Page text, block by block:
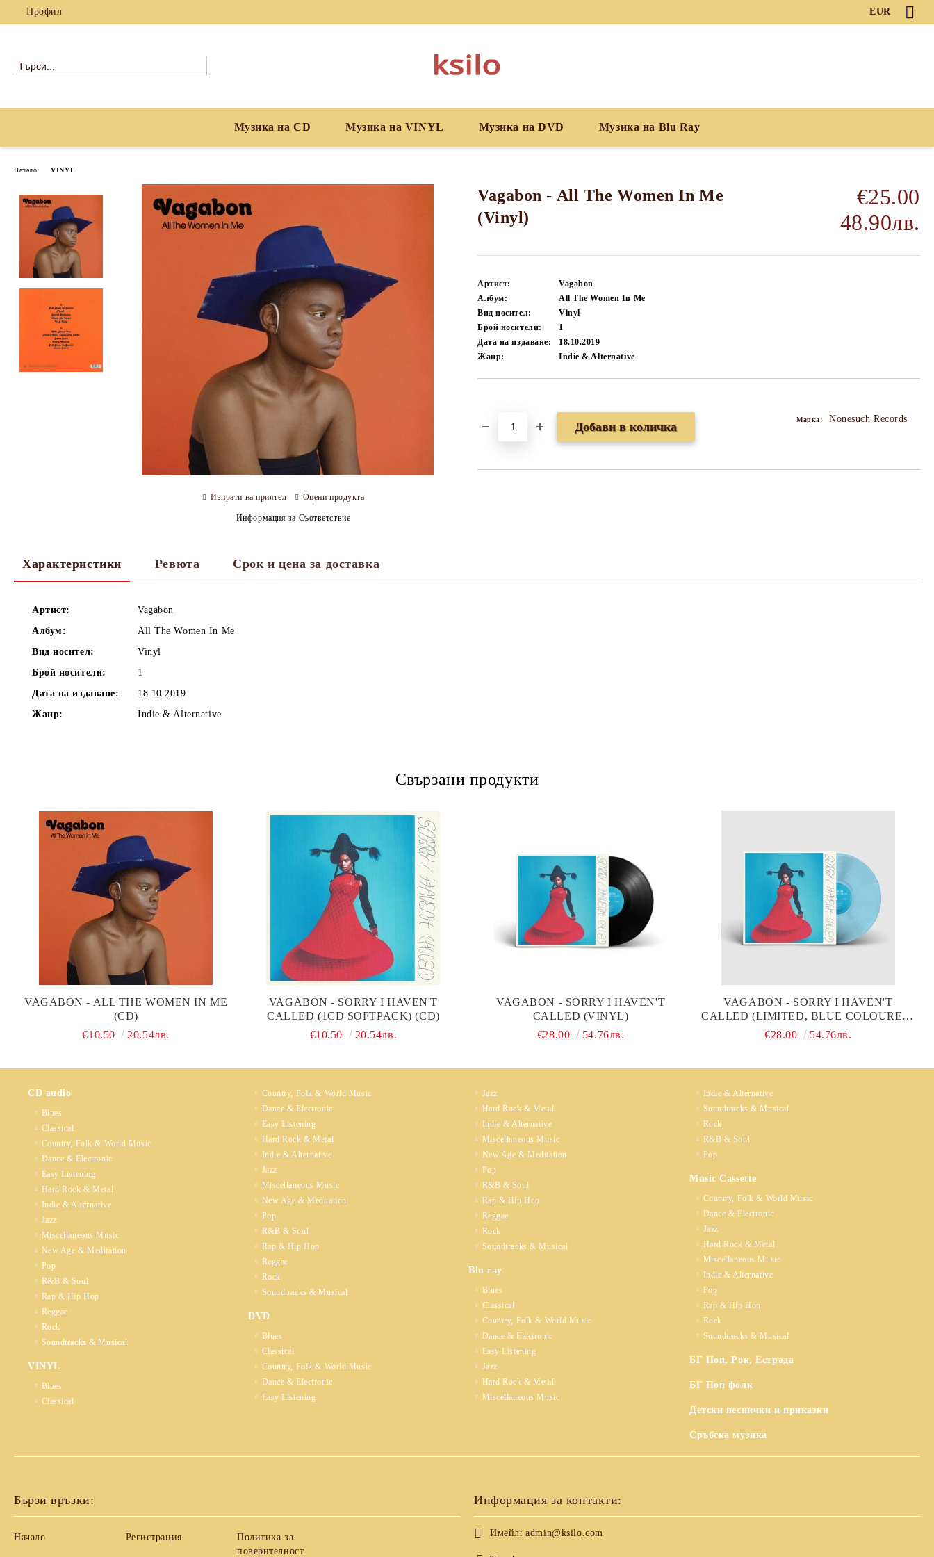
Профил EUR
Музика на CD Музика на VINYL Музика на DVD Музика на Blu Ray
Начало VINYL
Vagabon - All The Women In Me
(Vinyl)
€25.00
48.90лв.
Артист:
Vagabon
Албум:
All The Women In Me
Вид носител:
Vinyl
Брой носители:
1
Дата на издаване:
18.10.2019
Жанр:
Indie & Alternative
Марка: Nonesuch Records
Изпрати на приятел Оцени продукта
Информация за Съответствие
Характеристики Ревюта Срок и цена за доставка
Артист:
Vagabon
Албум:
All The Women In Me
Вид носител:
Vinyl
Брой носители:
1
Дата на издаване:
18.10.2019
Жанр:
Indie & Alternative
Свързани продукти
VAGABON - ALL THE WOMEN IN ME
(CD)
€10.50
20.54лв.
VAGABON - SORRY I HAVEN'T
CALLED (1CD SOFTPACK) (CD)
€10.50
20.54лв.
VAGABON - SORRY I HAVEN'T
CALLED (VINYL)
€28.00
54.76лв.
VAGABON - SORRY I HAVEN'T
CALLED (LIMITED, BLUE COLOURED)
(VINYL)
€28.00 54.76лв.
CD audio
Blues
Classical
Country, Folk & World Music
Dance & Electronic
Easy Listening
Hard Rock & Metal
Indie & Alternative
Jazz
Miscellaneous Music
New Age & Meditation
Pop
R&B & Soul
Rap & Hip Hop
Reggae
Rock
Soundtracks & Musical
VINYL
Blues
Classical
Country, Folk & World Music
Dance & Electronic
Easy Listening
Hard Rock & Metal
Indie & Alternative
Jazz
Miscellaneous Music
New Age & Meditation
Pop
R&B & Soul
Rap & Hip Hop
Reggae
Rock
Soundtracks & Musical
DVD
Blues
Classical
Country, Folk & World Music
Dance & Electronic
Easy Listening
Jazz
Hard Rock & Metal
Indie & Alternative
Miscellaneous Music
New Age & Meditation
Pop
R&B & Soul
Rap & Hip Hop
Reggae
Rock
Soundtracks & Musical
Blu ray
Blues
Classical
Country, Folk & World Music
Dance & Electronic
Easy Listening
Jazz
Hard Rock & Metal
Miscellaneous Music
Indie & Alternative
Soundtracks & Musical
Rock
R&B & Soul
Pop
Music Cassette
Country, Folk & World Music
Dance & Electronic
Jazz
Hard Rock & Metal
Miscellaneous Music
Indie & Alternative
Pop
Rap & Hip Hop
Rock
Soundtracks & Musical
БГ Поп, Рок, Естрада
БГ Поп фолк
Детски песнички и приказки
Сръбска музика
Бързи връзки:
Начало Регистрация
Политика за
поверителност
Информация за контакти:
Имейл: admin@ksilo.com